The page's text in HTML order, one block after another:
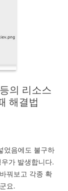
의 리소스
해결법
었음에도 불구하
가 발생합니다.
꿔보고 각종 확
요.